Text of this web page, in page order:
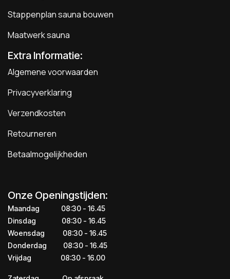
Stappenplan sauna bouwen
Maatwerk sauna
Extra Informatie:
Algemene voorwaarden
Privacyverklaring
Verzendkosten
Retourneren
Betaalmogelijkheden
Onze Openingstijden:
Maandag
​​​08:30 - 16.45​
Dinsdag
​​​​08:30 - 16.45
Woensdag
​08:30 - 16.45
Donderdag
​​​​​08:30 - 16.45
Vrijdag
​​​​​08:30 - 16.00